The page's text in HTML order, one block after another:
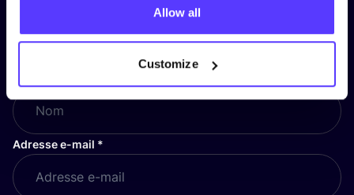
Allow all
Customize
Inscrivez-vous à notre lettre
d’information et restez informé !
Adresse e-mail *